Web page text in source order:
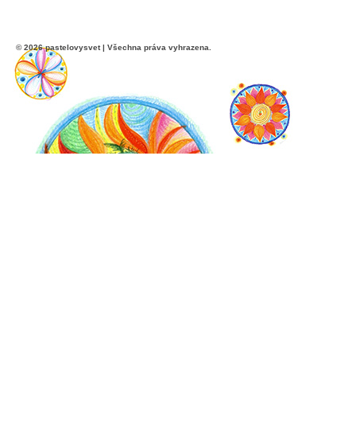
© 2026 pastelovysvet | Všechna práva vyhrazena.